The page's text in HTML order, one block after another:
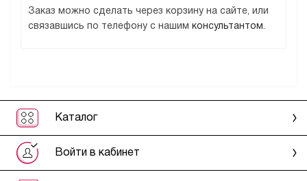
Заказ можно сделать через корзину на сайте, или
связавшись по телефону с нашим консультантом.
Каталог
Войти в кабинет